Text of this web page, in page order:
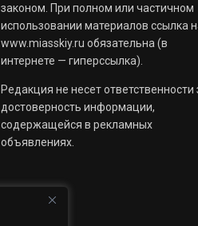
законом. При полном или частичном
использовании материалов ссылка
www.miasskiy.ru обязательна (в
интернете — гиперссылка).
Редакция не несет ответственности
достоверность информации,
содержащейся в рекламных
объявлениях.